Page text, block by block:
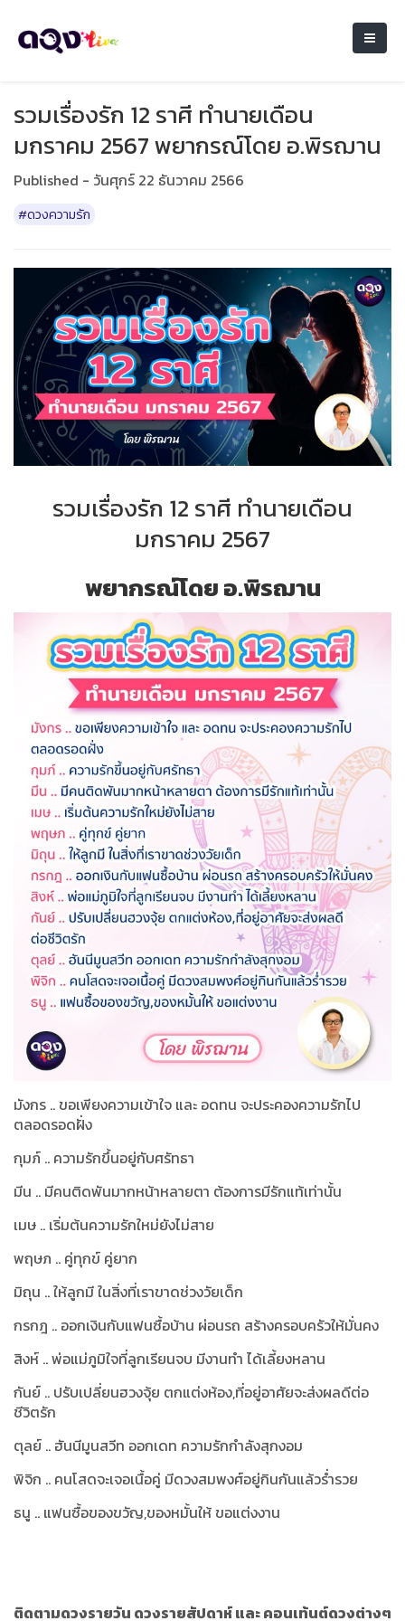
รวมเรื่องรัก 12 ราศี ทำนายเดือน
มกราคม 2567 พยากรณ์โดย อ.พิรฌาน
Published - วันศุกร์ 22 ธันวาคม 2566
#ดวงความรัก
รวมเรื่องรัก 12 ราศี ทำนายเดือน
มกราคม 2567
พยากรณ์โดย อ.พิรฌาน
มังกร .. ขอเพียงความเข้าใจ และ อดทน จะประคองความรักไป
ตลอดรอดฝั่ง
กุมภ์ .. ความรักขึ้นอยู่กับศรัทธา
มีน .. มีคนติดพันมากหน้าหลายตา ต้องการมีรักแท้เท่านั้น
เมษ .. เริ่มต้นความรักใหม่ยังไม่สาย
พฤษภ .. คู่ทุกข์ คู่ยาก
มิถุน .. ให้ลูกมี ในสิ่งที่เราขาดช่วงวัยเด็ก
กรกฎ .. ออกเงินกับแฟนซื้อบ้าน ผ่อนรถ สร้างครอบครัวให้มั่นคง
สิงห์ .. พ่อแม่ภูมิใจที่ลูกเรียนจบ มีงานทำ ได้เลี้ยงหลาน
กันย์ .. ปรับเปลี่ยนฮวงจุ้ย ตกแต่งห้อง,ที่อยู่อาศัยจะส่งผลดีต่อ
ชีวิตรัก
ตุลย์ .. ฮันนีมูนสวีท ออกเดท ความรักกำลังสุกงอม
พิจิก .. คนโสดจะเจอเนื้อคู่ มีดวงสมพงศ์อยู่กินกันแล้วร่ำรวย
ธนู .. แฟนซื้อของขวัญ,ของหมั้นให้ ขอแต่งงาน
ติดตามดวงรายวัน ดวงรายสัปดาห์ และ คอนเท้นต์ดวงต่างๆ